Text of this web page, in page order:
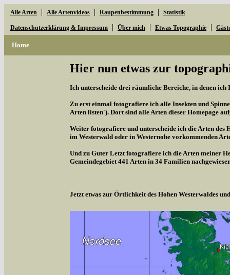
Alle Arten | Alle Artenvideos | Raupenbestimmung | Statistik
Datenschutzerklärung & Impressum | Über mich | Etwas Topographie |
Home
Hier nun etwas zur
Ich unterscheide drei räumliche Bereiche, in denen ich
Zu erst einmal fotografiere ich alle Insekten und
Arten listen'). Dort sind alle Arten dieser Homepage
Weiter fotografiere und unterscheide ich die Arten des
im Westerwald oder in Westernohe vorkommenden
Und zu Guter Letzt fotografiere ich die Arten meiner
Gemeindegebiet 441 Arten in 34 Familien
Jetzt etwas zur Örtlichkeit des Hohen Westerwaldes